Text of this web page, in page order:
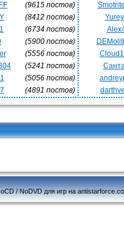
(9615 постов)
(8412 постов)
(6734 постов)
(5900 постов)
(5556 постов)
(5241 постов)
(5056 постов)
(4891 постов)
/ NoDVD для игр на